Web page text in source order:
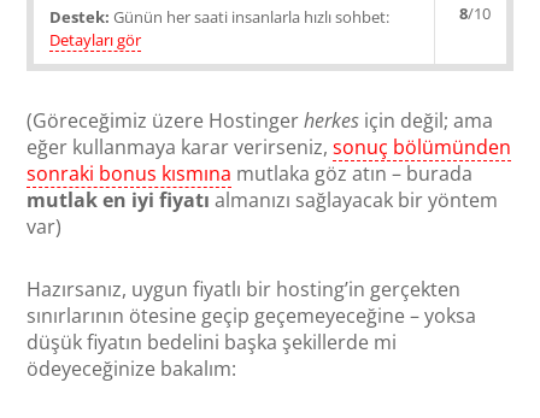
Destek: Günün her saati insanlarla hızlı sohbet:
Detayları gör
8/10
(Göreceğimiz üzere Hostingerherkes için değil; ama
eğer kullanmaya karar verirseniz,sonuç bölümünden
sonraki bonus kısmına mutlaka göz atın – burada
mutlak en iyi fiyatı almanızı sağlayacak bir yöntem
var)
Hazırsanız, uygun fiyatlı bir hosting’in gerçekten
sınırlarının ötesine geçip geçemeyeceğine – yoksa
düşük fiyatın bedelini başka şekillerde mi
ödeyeceğinize bakalım: